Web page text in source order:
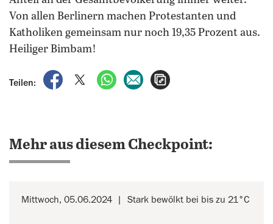
Von allen Berlinern machen Protestanten und
Katholiken gemeinsam nur noch 19,35 Prozent aus.
Heiliger Bimbam!
Teilen:
auf Facebook teilen
auf X teilenper WhatsApp teilen
per E-Mail teilen
Mehr aus diesem Checkpoint:
Mittwoch, 05.06.2024 Stark bewölkt bei bis zu 21°C